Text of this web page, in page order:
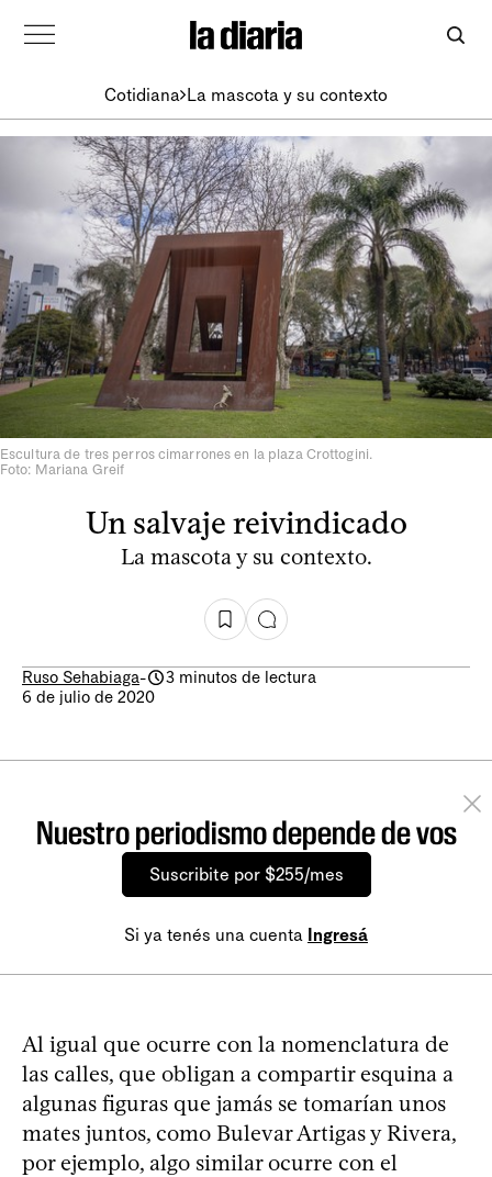
Cotidiana La mascota y su contexto
Escultura de tres perros cimarrones en la plaza Crottogini.
Foto: Mariana Greif
Un salvaje reivindicado
La mascota y su contexto.
Ruso Sehabiaga-
3 minutos de lectura
6 de julio de 2020
Nuestro periodismo depende de vos
Suscribite por $255/mes
Si ya tenés una cuenta Ingresá
Al igual que ocurre con la nomenclatura de
las calles, que obligan a compartir esquina a
algunas figuras que jamás se tomarían unos
mates juntos, como Bulevar Artigas y Rivera,
por ejemplo, algo similar ocurre con el